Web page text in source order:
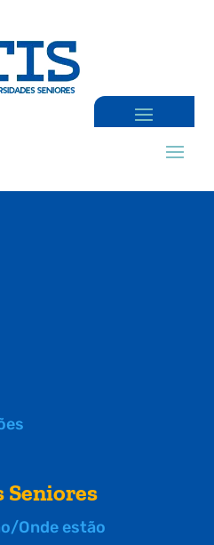
Seniores
Onde estão